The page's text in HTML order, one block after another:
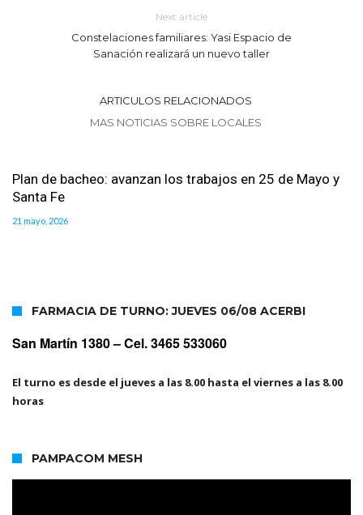
Next article
Constelaciones familiares: Yasi Espacio de
Sanación realizará un nuevo taller
ARTICULOS RELACIONADOS
MAS NOTICIAS SOBRE LOCALES
Plan de bacheo: avanzan los trabajos en 25 de Mayo y
Santa Fe
21 mayo, 2026
FARMACIA DE TURNO: JUEVES 06/08 ACERBI
San Martín 1380 –Cel. 3465 533060
El turno es desde el jueves a las 8.00 hasta el viernes a las 8.00
horas
PAMPACOM MESH